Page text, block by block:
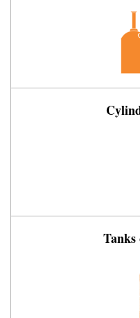
Tanks